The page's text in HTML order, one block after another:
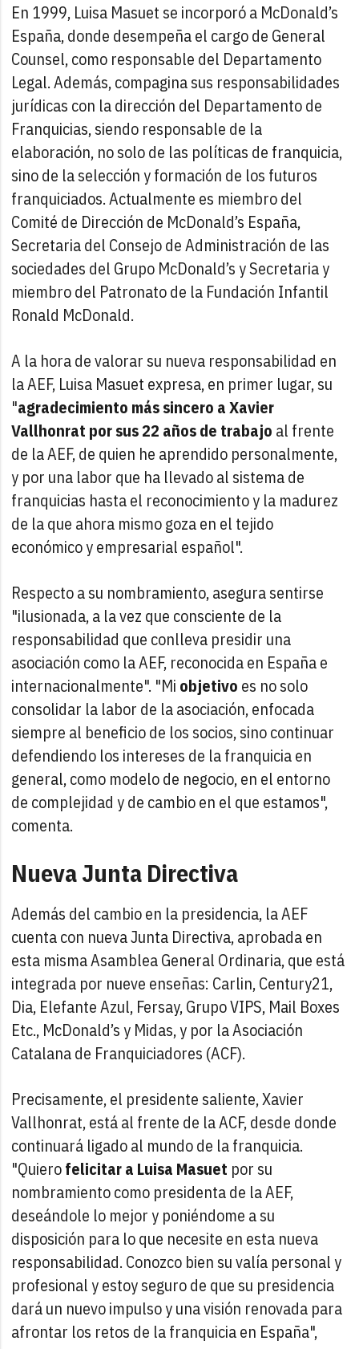
En 1999, Luisa Masuet se incorporó a McDonald’s
España, donde desempeña el cargo de General
Counsel, como responsable del Departamento
Legal. Además, compagina sus responsabilidades
jurídicas con la dirección del Departamento de
Franquicias, siendo responsable de la
elaboración, no solo de las políticas de franquicia,
sino de la selección y formación de los futuros
franquiciados. Actualmente es miembro del
Comité de Dirección de McDonald’s España,
Secretaria del Consejo de Administración de las
sociedades del Grupo McDonald’s y Secretaria y
miembro del Patronato de la Fundación Infantil
Ronald McDonald.
A la hora de valorar su nueva responsabilidad en
la AEF, Luisa Masuet expresa, en primer lugar, su
"agradecimiento más sincero a Xavier
Vallhonrat por sus 22 años de trabajo al frente
de la AEF, de quien he aprendido personalmente,
y por una labor que ha llevado al sistema de
franquicias hasta el reconocimiento y la madurez
de la que ahora mismo goza en el tejido
económico y empresarial español".
Respecto a su nombramiento, asegura sentirse
"ilusionada, a la vez que consciente de la
responsabilidad que conlleva presidir una
asociación como la AEF, reconocida en España e
internacionalmente". "Mi objetivo es no solo
consolidar la labor de la asociación, enfocada
siempre al beneficio de los socios, sino continuar
defendiendo los intereses de la franquicia en
general, como modelo de negocio, en el entorno
de complejidad y de cambio en el que estamos",
comenta.
Nueva Junta Directiva
Además del cambio en la presidencia, la AEF
cuenta con nueva Junta Directiva, aprobada en
esta misma Asamblea General Ordinaria, que está
integrada por nueve enseñas: Carlin, Century21,
Dia, Elefante Azul, Fersay, Grupo VIPS, Mail Boxes
Etc., McDonald’s y Midas, y por la Asociación
Catalana de Franquiciadores (ACF).
Precisamente, el presidente saliente, Xavier
Vallhonrat, está al frente de la ACF, desde donde
continuará ligado al mundo de la franquicia.
"Quierofelicitar a Luisa Masuet por su
nombramiento como presidenta de la AEF,
deseándole lo mejor y poniéndome a su
disposición para lo que necesite en esta nueva
responsabilidad. Conozco bien su valía personal y
profesional y estoy seguro de que su presidencia
dará un nuevo impulso y una visión renovada para
afrontar los retos de la franquicia en España",